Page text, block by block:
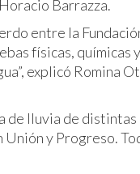
Barrazza.
entre la
físicas,
explicó Romina
de lluvia de
y Progreso.